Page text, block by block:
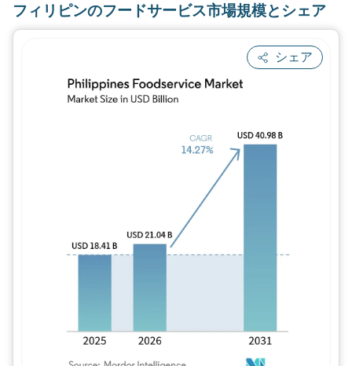
フィリピンのフードサービス市場規模とシェア
シェア
画像 © Mordor Intelligence。再利用には